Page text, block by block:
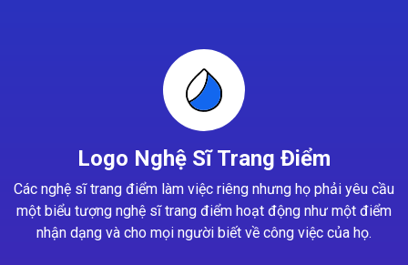
Logo Nghệ Sĩ Trang Điểm
Các nghệ sĩ trang điểm làm việc riêng nhưng họ phải yêu cầu
một biểu tượng nghệ sĩ trang điểm hoạt động như một điểm
nhận dạng và cho mọi người biết về công việc của họ.